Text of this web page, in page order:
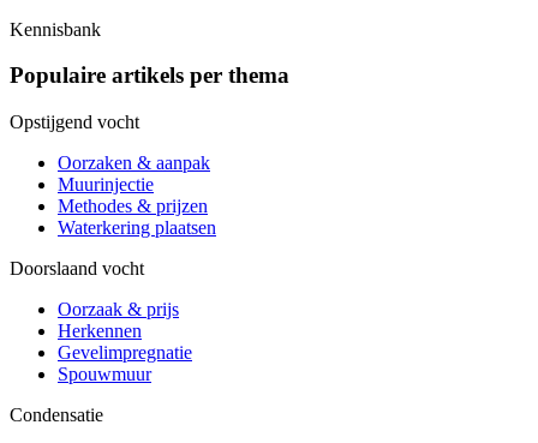
Kennisbank
Populaire artikels per thema
Opstijgend vocht
Oorzaken & aanpak
Muurinjectie
Methodes & prijzen
Waterkering plaatsen
Doorslaand vocht
Oorzaak & prijs
Herkennen
Gevelimpregnatie
Spouwmuur
Condensatie